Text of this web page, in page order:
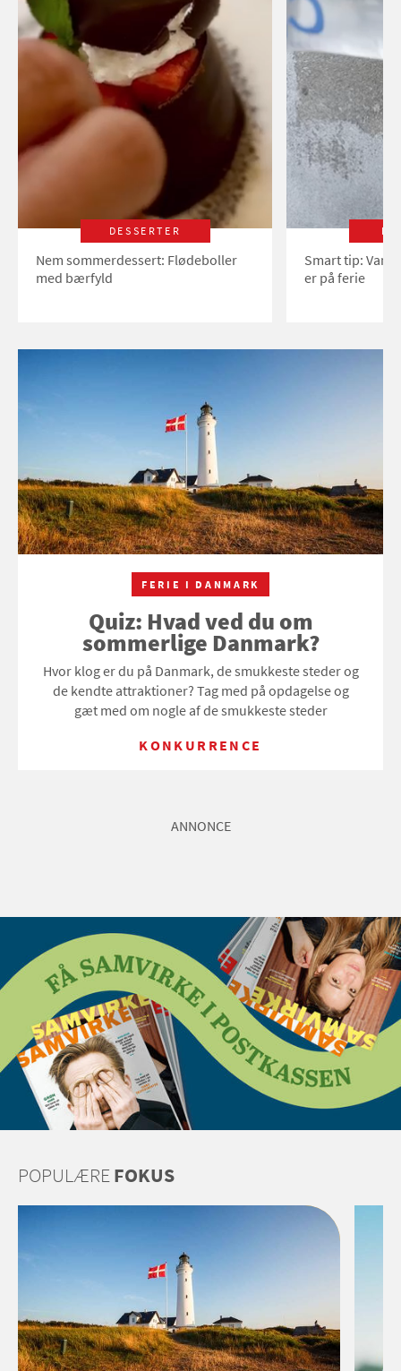
DESSERTER
Nem sommerdessert: Flødeboller
med bærfyld
Smart tip:
er på ferie
FERIE I DANMARK
Quiz: Hvad ved du om
sommerlige Danmark?
Hvor klog er du på Danmark, de smukkeste steder og
de kendte attraktioner? Tag med på opdagelse og
gæt med om nogle af de smukkeste steder
KONKURRENCE
ANNONCE
POPULÆREFOKUS